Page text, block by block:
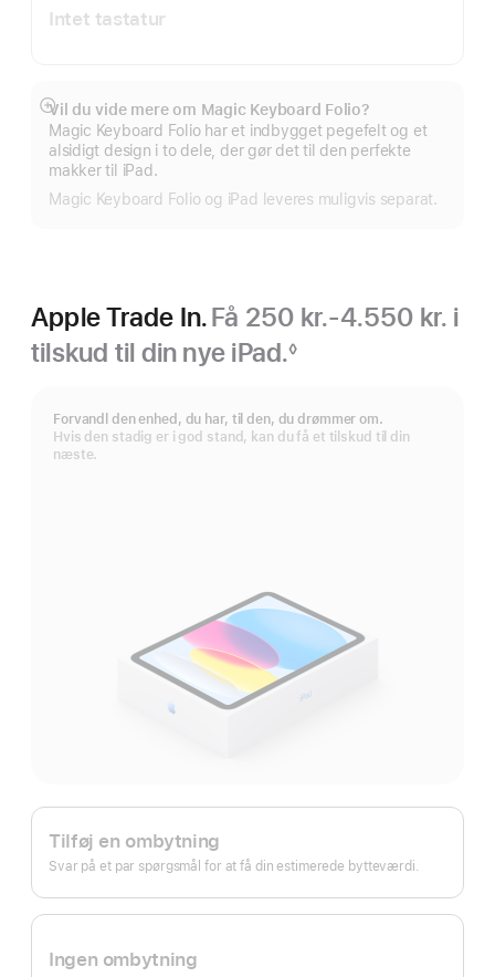
Intet tastatur
Vil du vide mere om Magic Keyboard Folio?
Magic Keyboard Folio har et indbygget pegefelt og et
alsidigt design i to dele, der gør det til den perfekte
makker til iPad.
Magic Keyboard Folio og iPad leveres muligvis separat.
Vis
mere
Apple Trade In.Få 250 kr.-4.550 kr. i
tilskud til din nye iPad.◊
Forvandl den enhed, du har, til den, du drømmer om.
Hvis den stadig er i god stand, kan du få et tilskud til din
næste.
Apple Trade In.
Tilføj en ombytning
Svar på et par spørgsmål for at få din estimerede bytteværdi.
Ingen ombytning